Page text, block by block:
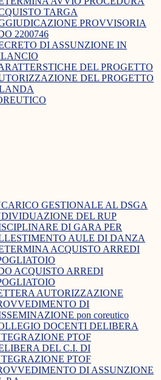
TARGA
PROVVISORIA
2200746
DI ASSUNZIONE IN
DEL PROGETTO
DEL PROGETTO
GESTIONALE AL DSGA
DEL RUP
DI GARA PER
AULE DI DANZA
ACQUISTO ARREDI
ACQUISTO ARREDI
AUTORIZZAZIONE
DI
pon coreutico
DOCENTI DELIBERA
PTOF
DEL C.I. DI
PTOF
DI ASSUNZIONE